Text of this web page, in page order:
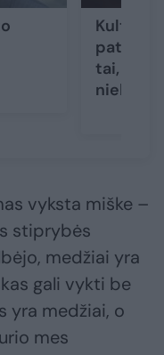
Kultinio
pataria
tai, ką
nieko,
vyksta miške –
stiprybės
medžiai yra
gali vykti be
yra medžiai, o
mes